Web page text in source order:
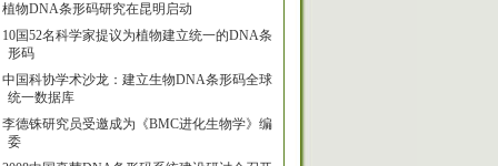
植物DNA条形码研究在昆明启动
10国52名科学家提议为植物建立统一的DNA条
形码
中国科协学术沙龙：建立生物DNA条形码全球
统一数据库
李德铢研究员受邀成为《BMC进化生物学》编
委